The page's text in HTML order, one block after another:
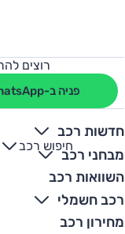
רוצים
פניה ב-WhatsApp
חדשות רכב
מבחני רכב
השוואות רכב
רכב חשמלי
מחירון רכב
חיפוש רכב
+
-